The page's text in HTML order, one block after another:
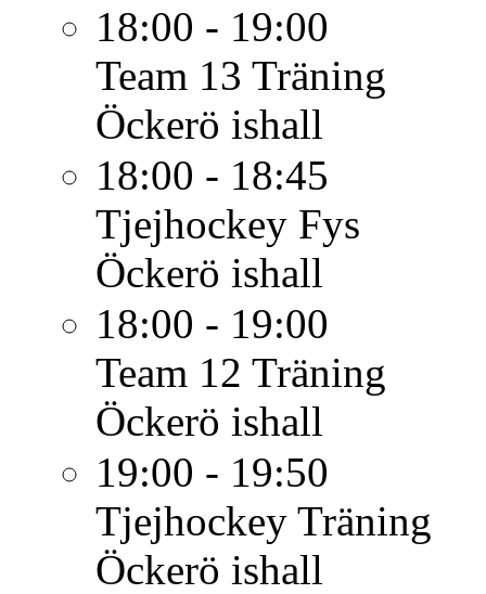
18:00 - 19:00
Team 13 Träning
Öckerö ishall
18:00 - 18:45
Tjejhockey Fys
Öckerö ishall
18:00 - 19:00
Team 12 Träning
Öckerö ishall
19:00 - 19:50
Tjejhockey Träning
Öckerö ishall